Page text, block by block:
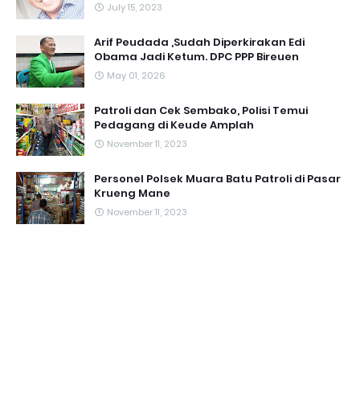
July 15, 2023
Arif Peudada ,Sudah Diperkirakan Edi
Obama Jadi Ketum. DPC PPP Bireuen
May 01, 2026
Patroli dan Cek Sembako, Polisi Temui
Pedagang di Keude Amplah
November 11, 2023
Personel Polsek Muara Batu Patroli di Pasar
Krueng Mane
November 11, 2023